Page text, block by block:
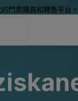
門票購買和轉售平台